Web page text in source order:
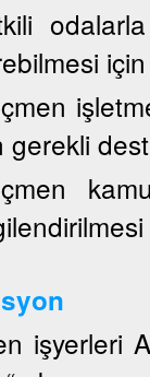
gerekli
işyerleri